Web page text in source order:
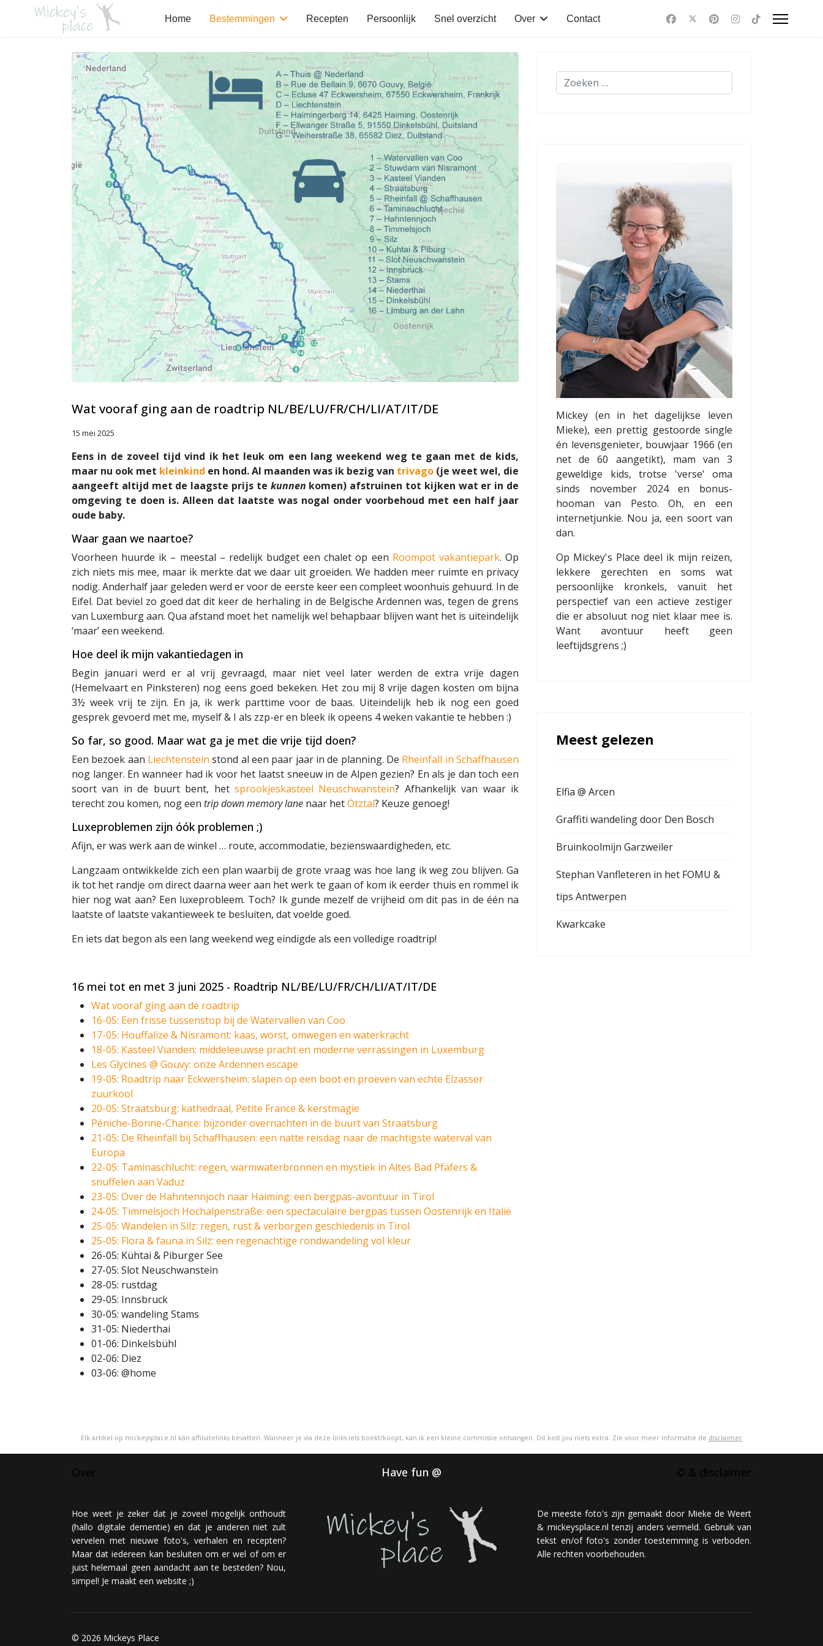
Home Bestemmingen Recepten Persoonlijk Snel overzicht Over Contact
Wat vooraf ging aan de roadtrip NL/BE/LU/FR/CH/LI/AT/IT/DE
15 mei 2025
Eens in de zoveel tijd vind ik het leuk om een lang weekend weg te gaan met de kids,
maar nu ook met kleinkind en hond. Al maanden was ik bezig van trivago (je weet wel, die
aangeeft altijd met de laagste prijs te kunnen komen) afstruinen tot kijken wat er in de
omgeving te doen is. Alleen dat laatste was nogal onder voorbehoud met een half jaar
oude baby.
Waar gaan we naartoe?
Voorheen huurde ik – meestal – redelijk budget een chalet op een Roompot vakantiepark. Op
zich niets mis mee, maar ik merkte dat we daar uit groeiden. We hadden meer ruimte en privacy
nodig. Anderhalf jaar geleden werd er voor de eerste keer een compleet woonhuis gehuurd. In de
Eifel. Dat beviel zo goed dat dit keer de herhaling in de Belgische Ardennen was, tegen de grens
van Luxemburg aan. Qua afstand moet het namelijk wel behapbaar blijven want het is uiteindelijk
‘maar’ een weekend.
Hoe deel ik mijn vakantiedagen in
Begin januari werd er al vrij gevraagd, maar niet veel later werden de extra vrije dagen
(Hemelvaart en Pinksteren) nog eens goed bekeken. Het zou mij 8 vrije dagen kosten om bijna
3½ week vrij te zijn. En ja, ik werk parttime voor de baas. Uiteindelijk heb ik nog een goed
gesprek gevoerd met me, myself & I als zzp-er en bleek ik opeens 4 weken vakantie te hebben :)
So far, so good. Maar wat ga je met die vrije tijd doen?
Een bezoek aan Liechtenstein stond al een paar jaar in de planning. De Rheinfall in Schaffhausen
nog langer. En wanneer had ik voor het laatst sneeuw in de Alpen gezien? En als je dan toch een
soort van in de buurt bent, het sprookjeskasteel Neuschwanstein? Afhankelijk van waar ik
terecht zou komen, nog een trip down memory lane naar hetÖtztal? Keuze genoeg!
Luxeproblemen zijn óók problemen ;)
Afijn, er was werk aan de winkel … route, accommodatie, bezienswaardigheden, etc.
Langzaam ontwikkelde zich een plan waarbij de grote vraag was hoe lang ik weg zou blijven. Ga
ik tot het randje om direct daarna weer aan het werk te gaan of kom ik eerder thuis en rommel ik
hier nog wat aan? Een luxeprobleem. Toch? Ik gunde mezelf de vrijheid om dit pas in de één na
laatste of laatste vakantieweek te besluiten, dat voelde goed.
En iets dat begon als een lang weekend weg eindigde als een volledige roadtrip!
16 mei tot en met 3 juni 2025 - Roadtrip NL/BE/LU/FR/CH/LI/AT/IT/DE
Wat vooraf ging aan de roadtrip
16-05: Een frisse tussenstop bij de Watervallen van Coo
17-05: Houffalize & Nisramont: kaas, worst, omwegen en waterkracht
18-05: Kasteel Vianden: middeleeuwse pracht en moderne verrassingen in Luxemburg
Les Glycines @ Gouvy: onze Ardennen escape
19-05: Roadtrip naar Eckwersheim: slapen op een boot en proeven van echte Elzasser
zuurkool
20-05: Straatsburg: kathedraal, Petite France & kerstmagie
Péniche-Bonne-Chance: bijzonder overnachten in de buurt van Straatsburg
21-05: De Rheinfall bij Schaffhausen: een natte reisdag naar de machtigste waterval van
Europa
22-05: Taminaschlucht: regen, warmwaterbronnen en mystiek in Altes Bad Pfäfers &
snuffelen aan Vaduz
23-05: Over de Hahntennjoch naar Haiming: een bergpas-avontuur in Tirol
24-05: Timmelsjoch Hochalpenstraße: een spectaculaire bergpas tussen Oostenrijk en Italië
25-05: Wandelen in Silz: regen, rust & verborgen geschiedenis in Tirol
25-05: Flora & fauna in Silz: een regenachtige rondwandeling vol kleur
26-05: Kühtai & Piburger See
27-05: Slot Neuschwanstein
28-05: rustdag
29-05: Innsbruck
30-05: wandeling Stams
31-05: Niederthai
01-06: Dinkelsbühl
02-06: Diez
03-06: @home
Mickey (en in het dagelijkse leven
Mieke), een prettig gestoorde single
én levensgenieter, bouwjaar 1966 (en
net de 60 aangetikt), mam van 3
geweldige kids, trotse 'verse' oma
sinds november 2024 en bonus-
hooman van Pesto. Oh, en een
internetjunkie. Nou ja, een soort van
dan.
Op Mickey's Place deel ik mijn reizen,
lekkere gerechten en soms wat
persoonlijke kronkels, vanuit het
perspectief van een actieve zestiger
die er absoluut nog niet klaar mee is.
Want avontuur heeft geen
leeftijdsgrens ;)
Meest gelezen
Elfia @ Arcen
Graffiti wandeling door Den Bosch
Bruinkoolmijn Garzweiler
Stephan Vanfleteren in het FOMU &
tips Antwerpen
Kwarkcake
Elk artikel op mickeysplace.nl kán affiliatelinks bevatten. Wanneer je via deze links iets boekt/koopt, kan ik een kleine commissie ontvangen. Dit kost jou niets extra. Zie voor meer informatie de disclaimer
Hoe weet je zeker dat je zoveel mogelijk onthoudt
(hallo digitale dementie) en dat je anderen niet zult
vervelen met nieuwe foto's, verhalen en recepten?
Maar dat iedereen kan besluiten om er wel of om er
juist helemaal geen aandacht aan te besteden? Nou,
simpel! Je maakt een website ;)
Have fun @
De meeste foto's zijn gemaakt door Mieke de Weert
& mickeysplace.nl tenzij anders vermeld. Gebruik van
tekst en/of foto's zonder toestemming is verboden.
Alle rechten voorbehouden.
© 2026 Mickeys Place